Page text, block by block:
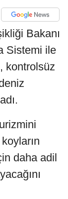
Bakanı
Sistemi ile
kontrolsüz
daha adil